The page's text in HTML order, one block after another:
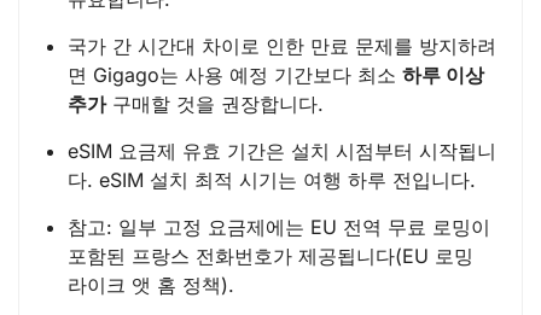
국가 간 시간대 차이로 인한 만료 문제를 방지하려
면 Gigago는 사용 예정 기간보다 최소 하루 이상
추가구매할 것을 권장합니다.
eSIM 요금제 유효 기간은 설치 시점부터 시작됩니
다. eSIM 설치 최적 시기는 여행 하루 전입니다.
참고: 일부 고정 요금제에는 EU 전역 무료 로밍이
포함된 프랑스 전화번호가 제공됩니다(EU 로밍
라이크 앳 홈 정책).